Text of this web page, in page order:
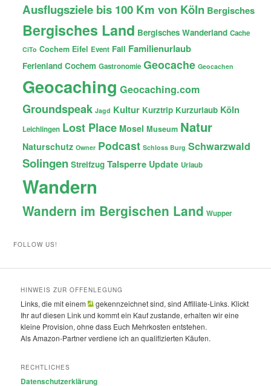
Ausflugsziele bis 100 Km von Köln Bergisches
Bergisches Land Bergisches Wanderland Cache
CiTo Cochem Eifel Event Fail Familienurlaub
Ferienland Cochem Gastronomie Geocache Geocachen
Geocaching Geocaching.com
Groundspeak Jagd Kultur Kurztrip Kurzurlaub Köln
Leichlingen Lost Place Mosel Museum Natur
Naturschutz Owner Podcast Schloss Burg Schwarzwald
Solingen Streifzug Talsperre Update Urlaub
Wandern
Wandern im Bergischen Land Wupper
FOLLOW US!
HINWEIS ZUR OFFENLEGUNG
Links, die mit einem
gekennzeichnet sind, sind Affiliate-Links. Klickt
Ihr auf diesen Link und kommt ein Kauf zustande, erhalten wir eine
kleine Provision, ohne dass Euch Mehrkosten entstehen.
Als Amazon-Partner verdiene ich an qualifizierten Käufen.
RECHTLICHES
Datenschutzerklärung